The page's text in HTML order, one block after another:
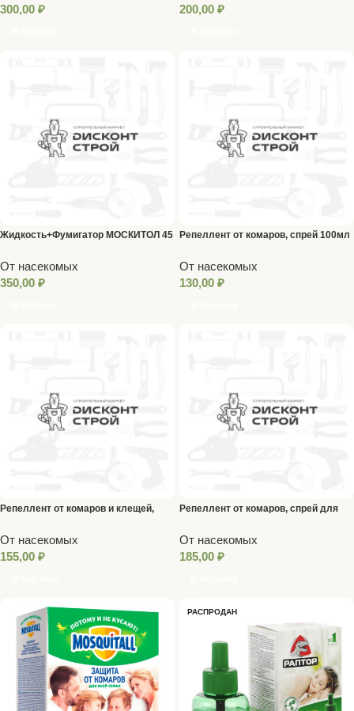
300,00 ₽
200,00 ₽
Жидкость+Фумигатор МОСКИТОЛ 45
От насекомых
350,00 ₽
Репеллент от комаров, спрей 100мл
От насекомых
130,00 ₽
Репеллент от комаров и клещей,
От насекомых
155,00 ₽
Репеллент от комаров, спрей для
От насекомых
185,00 ₽
РАСПРОДАН